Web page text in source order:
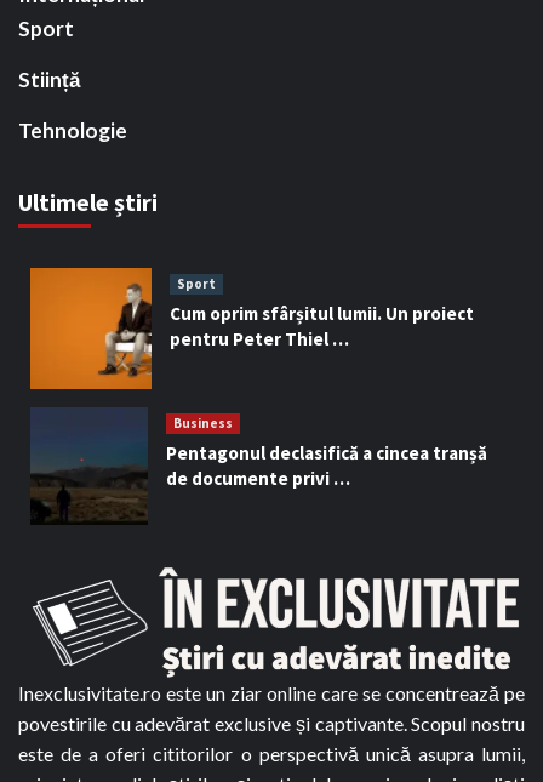
Sport
Stiință
Tehnologie
Ultimele știri
Sport
Cum oprim sfârșitul lumii. Un proiect
pentru Peter Thiel …
Business
Pentagonul declasifică a cincea tranșă
de documente privi …
Inexclusivitate.ro este un ziar online care se concentrează pe
povestirile cu adevărat exclusive și captivante. Scopul nostru
este de a oferi cititorilor o perspectivă unică asupra lumii,